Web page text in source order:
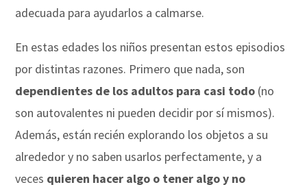
adecuada para ayudarlos a calmarse.
En estas edades los niños presentan estos episodios
por distintas razones. Primero que nada, son
dependientes de los adultos para casi todo (no
son autovalentes ni pueden decidir por sí mismos).
Además, están recién explorando los objetos a su
alrededor y no saben usarlos perfectamente, y a
veces quieren hacer algo o tener algo y no